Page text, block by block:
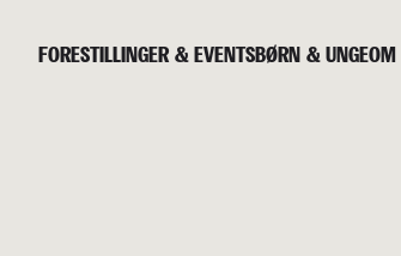
FORESTILLINGER & EVENTSBØRN & UNGEOM